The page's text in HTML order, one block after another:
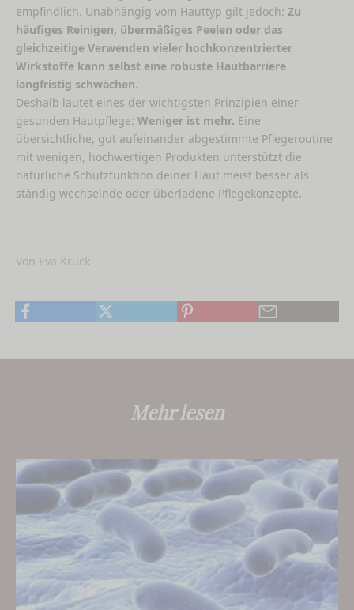
empfindlich. Unabhängig vom Hauttyp gilt jedoch: Zu
häufiges Reinigen, übermäßiges Peelen oder das
gleichzeitige Verwenden vieler hochkonzentrierter
Wirkstoffe kann selbst eine robuste Hautbarriere
langfristig schwächen.
Deshalb lautet eines der wichtigsten Prinzipien einer
gesunden Hautpflege: Weniger ist mehr. Eine
übersichtliche, gut aufeinander abgestimmte Pflegeroutine
mit wenigen, hochwertigen Produkten unterstützt die
natürliche Schutzfunktion deiner Haut meist besser als
ständig wechselnde oder überladene Pflegekonzepte.
Von Eva Kruck
Mehr lesen